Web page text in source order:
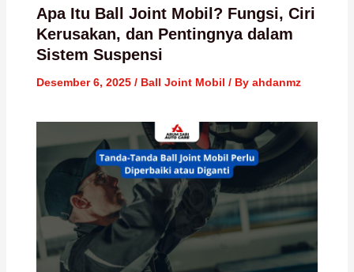
Apa Itu Ball Joint Mobil? Fungsi, Ciri
Kerusakan, dan Pentingnya dalam
Sistem Suspensi
Desember 6, 2025 / Ball Joint Mobil / By ahdanmz